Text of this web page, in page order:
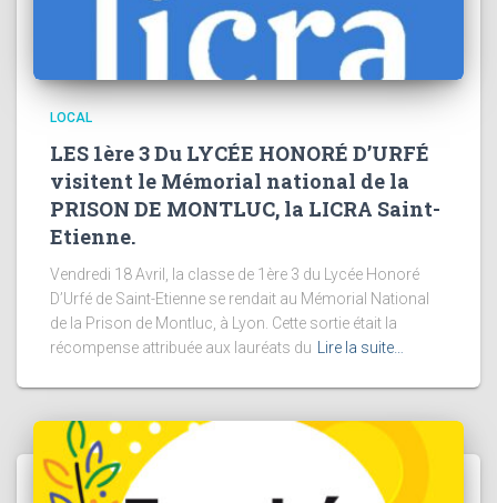
LOCAL
LES 1ère 3 Du LYCÉE HONORÉ D’URFÉ
visitent le Mémorial national de la
PRISON DE MONTLUC, la LICRA Saint-
Etienne.
Vendredi 18 Avril, la classe de 1ère 3 du Lycée Honoré
D’Urfé de Saint-Etienne se rendait au Mémorial National
de la Prison de Montluc, à Lyon. Cette sortie était la
récompense attribuée aux lauréats du
Lire la suite…